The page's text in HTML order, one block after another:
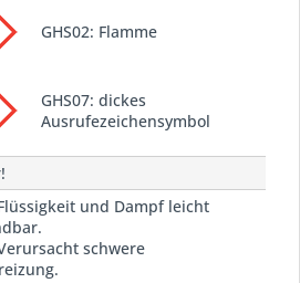
GHS02: Flamme
GHS07: dickes
Ausrufezeichensymbol
und Dampf leicht
schwere